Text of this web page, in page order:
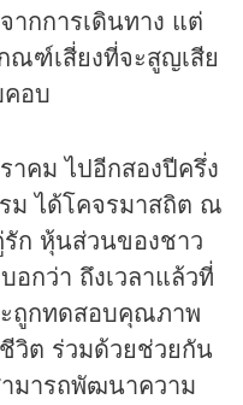
ากการเดินทาง แต่
ณฑ์เสี่ยงที่จะสูญเสีย
อบ
าคม ไปอีกสองปีครึ่ง
ม ได้โคจรมาสถิต ณ
ก หุ้นส่วนของชาว
กว่า ถึงเวลาแล้วที่
ถูกทดสอบคุณภาพ
วิต ร่วมด้วยช่วยกัน
มารถพัฒนาความ